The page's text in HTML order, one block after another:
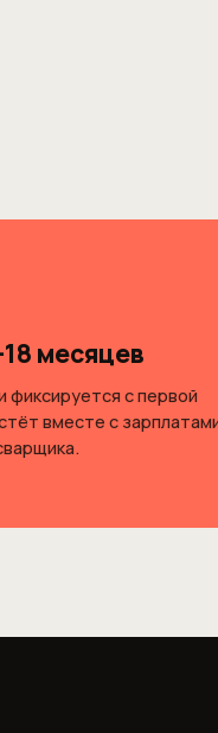
месяцев
с первой
вместе с